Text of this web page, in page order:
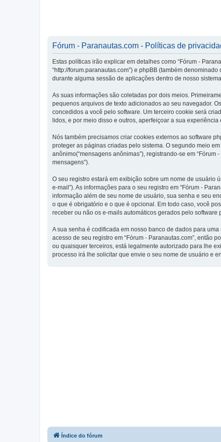
Fórum - Paranautas.com - Políticas de
Estas políticas irão explicar em detalhes como “Fórum -
“http://forum.paranautas.com”) e phpBB (também denominado
durante alguma sessão de aplicações dentro de nosso
As suas informações são coletadas por dois meios.
pequenos arquivos de texto adicionados ao seu navegador.
concedidos a você pelo software. Um terceiro cookie será
lidos, e por meio disso e outros, aperfeiçoar a sua
Nós também precisamos criar cookies externos ao software
proteger as páginas criadas pelo sistema. O segundo meio
anônimo(“mensagens anônimas”), registrando-se em
mensagens”).
O seu registro estará em exibição sobre um nome de usuário
e-mail”). As informações para o seu registro em “Fórum -
informação além de seu nome de usuário, sua senha e seu
o que é obrigatório e o que é opcional. Em todo caso, você
receber ou não os e-mails automáticos gerados pelo software
A sua senha é codificada em nosso banco de dados para
acesso de seu registro em “Fórum - Paranautas.com”, então
ou quaisquer terceiros, está legalmente autorizado para lhe
processo irá lhe solicitar que envie o seu nome de usuário e
Índice do fórum